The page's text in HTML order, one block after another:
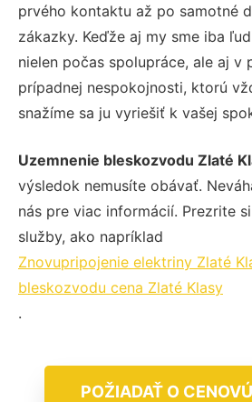
prvého kontaktu až po samotné
zákazky. Keďže aj my sme iba
nielen počas spolupráce, ale aj v
prípadnej nespokojnosti, ktorú
snažíme sa ju vyriešiť k vašej
Uzemnenie bleskozvodu Zlaté
výsledok nemusíte obávať.
nás pre viac informácií. Prezrite
služby, ako napríklad
Znovupripojenie elektriny Zlaté
bleskozvodu cena Zlaté Klasy
.
POŽIADAŤ O